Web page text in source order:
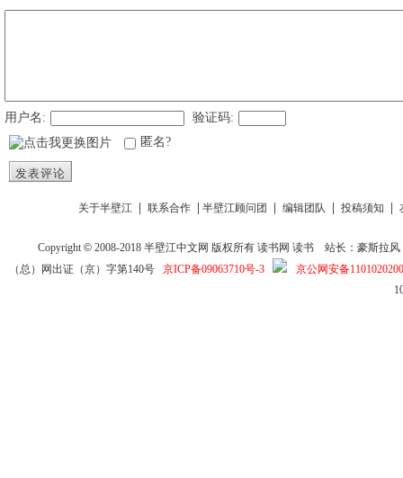
用户名:
验证码:
匿名?
发表评论
关于半壁江 联系合作 半壁江顾问团 编辑团队 投稿须知
Copyright © 2008-2018半壁江中文网 版权所有读书网 读书
站长：豪斯拉风
（总）网出证（京）字第140号 京ICP备09063710号-3
京公网安备